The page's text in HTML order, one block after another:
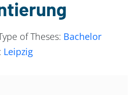
of Theses: Bachelor
Leipzig